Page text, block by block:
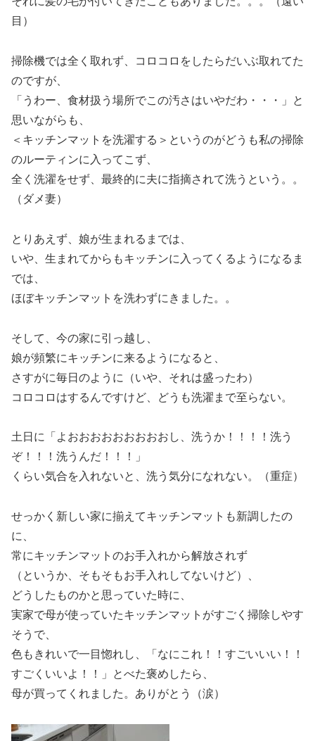
目）
掃除機では全く取れず、コロコロをしたらだいぶ取れてた
のですが、
「うわー、食材扱う場所でこの汚さはいやだわ・・・」と
思いながらも、
＜キッチンマットを洗濯する＞というのがどうも私の掃除
のルーティンに入ってこず、
全く洗濯をせず、最終的に夫に指摘されて洗うという。。
（ダメ妻）
とりあえず、娘が生まれるまでは、
いや、生まれてからもキッチンに入ってくるようになるま
では、
ほぼキッチンマットを洗わずにきました。。
そして、今の家に引っ越し、
娘が頻繁にキッチンに来るようになると、
さすがに毎日のように（いや、それは盛ったわ）
コロコロはするんですけど、どうも洗濯まで至らない。
土日に「よおおおおおおおおおし、洗うか！！！！洗う
ぞ！！！洗うんだ！！！」
くらい気合を入れないと、洗う気分になれない。（重症）
せっかく新しい家に揃えてキッチンマットも新調したの
に、
常にキッチンマットのお手入れから解放されず
（というか、そもそもお手入れしてないけど）、
どうしたものかと思っていた時に、
実家で母が使っていたキッチンマットがすごく掃除しやす
そうで、
色もきれいで一目惚れし、「なにこれ！！すごいいい！！
すごくいいよ！！」とべた褒めしたら、
母が買ってくれました。ありがとう（涙）